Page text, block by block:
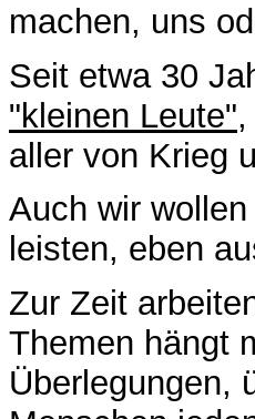
machen, uns
Seit etwa 30
"kleinen Leute"
aller von Krieg
Auch wir
leisten, eben
Zur Zeit
Themen hängt
Überlegungen,